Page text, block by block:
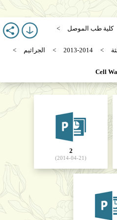
كلية طب الموصل
2013-2014 الجراثيم
Cell
2
(2014-04-21)